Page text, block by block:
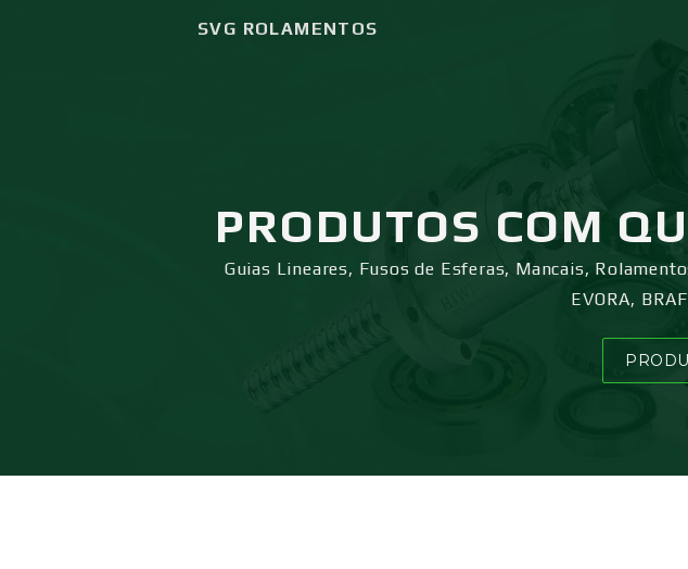
SVG ROLAMENTOS
PRODUTOS COM
Guias Lineares, Fusos de Esferas, Mancais,
EVORA,